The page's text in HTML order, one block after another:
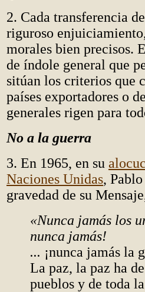
2. Cada transferencia
riguroso
morales bien precisos.
de índole general que
sitúan los criterios que
países exportadores o
generales rigen para
No a la guerra
3. En 1965, en su
Naciones Unidas,
gravedad de su
«Nunca jamás los
nunca jamás!
... ¡nunca jamás la
La paz, la paz ha
pueblos y de toda